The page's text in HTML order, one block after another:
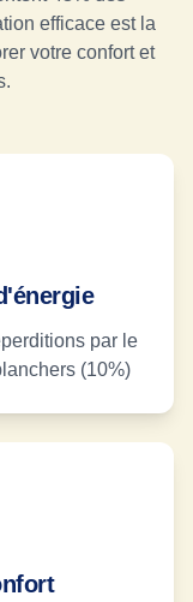
efficace est la
votre confort et
par le
(10%)